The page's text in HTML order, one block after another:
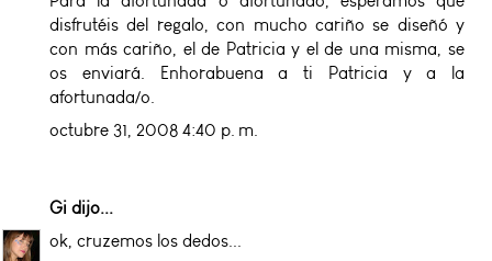
disfrutéis del regalo, con mucho cariño se diseñó y
con más cariño, el de Patricia y el de una misma, se
os enviará. Enhorabuena a ti Patricia y a la
afortunada/o.
octubre 31, 2008 4:40 p. m.
Gi dijo...
ok, cruzemos los dedos...